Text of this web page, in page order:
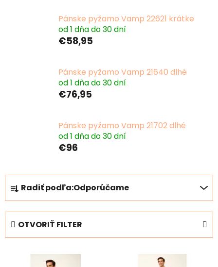
Pánske pyžamo Vamp 22621 krátke
od 1 dňa do 30 dní
€58,95
Pánske pyžamo Vamp 21640 dlhé
od 1 dňa do 30 dní
€76,95
Pánske pyžamo Vamp 21702 dlhé
od 1 dňa do 30 dní
€96
R
a
d
e
n
Radiť podľa:Odporúčame
OTVORIŤ FILTER